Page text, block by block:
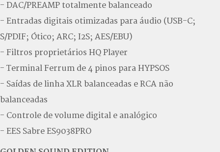
- DAC/PREAMP totalmente balanceado
- Entradas digitais otimizadas para áudio (USB-C;
S/PDIF; Ótico; ARC; I2S; AES/EBU)
- Filtros proprietários HQ Player
- Terminal Ferrum de 4 pinos para HYPSOS
- Saídas de linha XLR balanceadas e RCA não
balanceadas
- Controle de volume digital e analógico
- EES Sabre ES9038PRO